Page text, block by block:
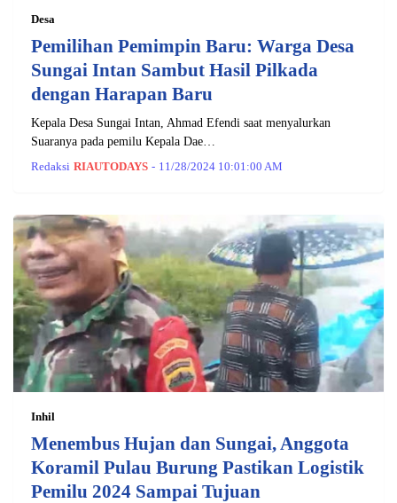
Desa
Pemilihan Pemimpin Baru: Warga Desa
Sungai Intan Sambut Hasil Pilkada
dengan Harapan Baru
Kepala Desa Sungai Intan, Ahmad Efendi saat menyalurkan
Suaranya pada pemilu Kepala Dae…
Redaksi RIAUTODAYS - 11/28/2024 10:01:00 AM
Inhil
Menembus Hujan dan Sungai, Anggota
Koramil Pulau Burung Pastikan Logistik
Pemilu 2024 Sampai Tujuan